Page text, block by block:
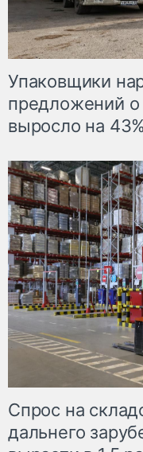
Упаковщики
предложений о
выросло на
Спрос на
дальнего